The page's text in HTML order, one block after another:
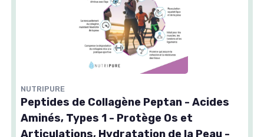
NUTRIPURE
Peptides de Collagène Peptan - Acides
Aminés, Types 1 - Protège Os et
Articulations, Hydratation de la Peau -